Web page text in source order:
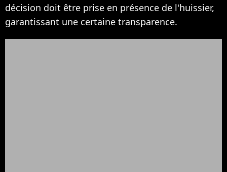
décision doit être prise en présence de l'huissier,
garantissant une certaine transparence.​